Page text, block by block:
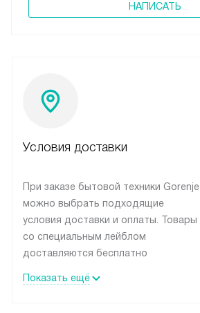
НАПИСАТЬ
Условия доставки
При заказе бытовой техники Gorenje
можно выбрать подходящие
условия доставки и оплаты. Товары
со специальным лейблом
доставляются бесплатно
до подъезда, выезд за МКАД
Показать ещё